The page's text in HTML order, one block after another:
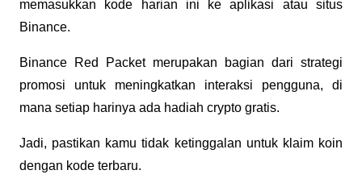
memasukkan kode harian ini ke aplikasi atau situs
Binance.
Binance Red Packet merupakan bagian dari strategi
promosi untuk meningkatkan interaksi pengguna, di
mana setiap harinya ada hadiah crypto gratis.
Jadi, pastikan kamu tidak ketinggalan untuk klaim koin
dengan kode terbaru.